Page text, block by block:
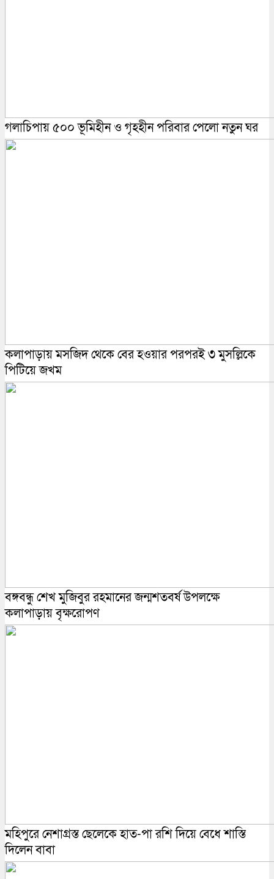
গলাচিপায় ৫০০ ভূমিহীন ও গৃহহীন পরিবার পেলো নতুন ঘর
কলাপাড়ায় মসজিদ থেকে বের হওয়ার পরপরই ৩ মুসল্লিকে
পিটিয়ে জখম
বঙ্গবন্ধু শেখ মুজিবুর রহমানের জন্মশতবর্ষ উপলক্ষে
কলাপাড়ায় বৃক্ষরোপণ
মহিপুরে নেশাগ্রস্ত ছেলেকে হাত-পা রশি দিয়ে বেধে শাস্তি
দিলেন বাবা